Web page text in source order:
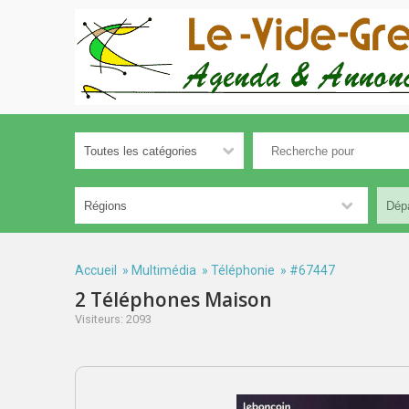
Accueil » Multimédia » Téléphonie » #67447
2 Téléphones Maison
Visiteurs: 2093